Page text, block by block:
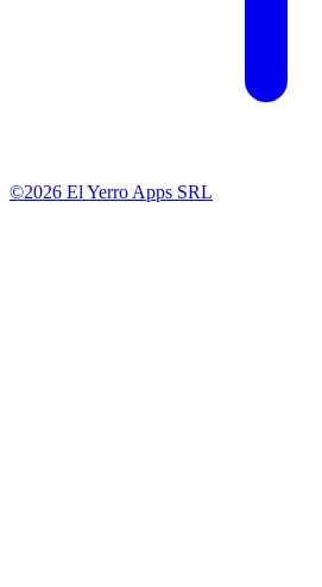
©2026 El Yerro Apps SRL